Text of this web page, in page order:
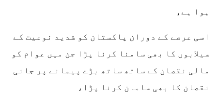
ہوا ہے،
اسی عرصے کے دوران پاکستان کو شدید نوعیت کے
سیلابوں کا بھی سامنا کرنا پڑا جن میں عوام کو
مالی نقصان کے ساتھ ساتھ بڑے پیمانے پر جانی
نقصان کا بھی سامان کرنا پڑا،